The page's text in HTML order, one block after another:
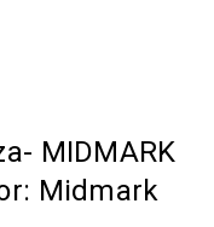
MIDMARK
Midmark